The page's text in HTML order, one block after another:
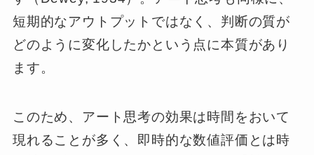
短期的なアウトプットではなく、判断の質が
どのように変化したかという点に本質があり
ます。
このため、アート思考の効果は時間をおいて
現れることが多く、即時的な数値評価とは時